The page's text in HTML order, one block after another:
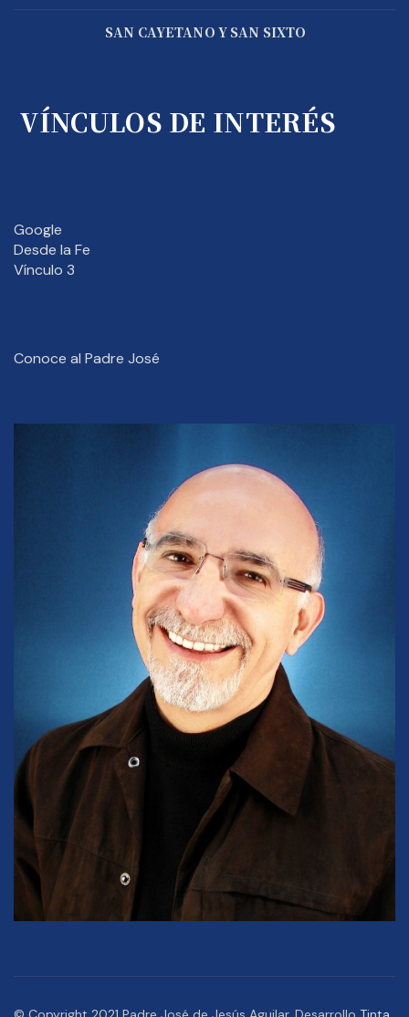
SAN CAYETANO Y SAN SIXTO
VÍNCULOS DE INTERÉS
Google
Desde la Fe
Vínculo 3
Conoce al Padre José